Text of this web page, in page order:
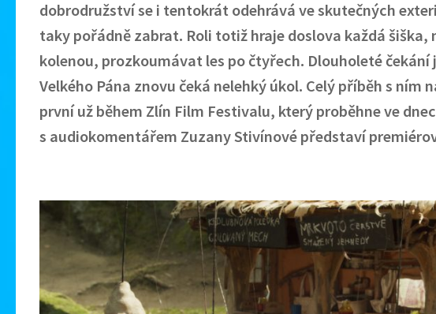
dobrodružství se i tentokrát odehrává ve skutečných
taky pořádně zabrat. Roli totiž hraje doslova každá
kolenou, prozkoumávat les po čtyřech. Dlouholeté
Velkého Pána znovu čeká nelehký úkol. Celý příběh s
první už během Zlín Film Festivalu, který proběhne ve
s audiokomentářem Zuzany Stivínové představí